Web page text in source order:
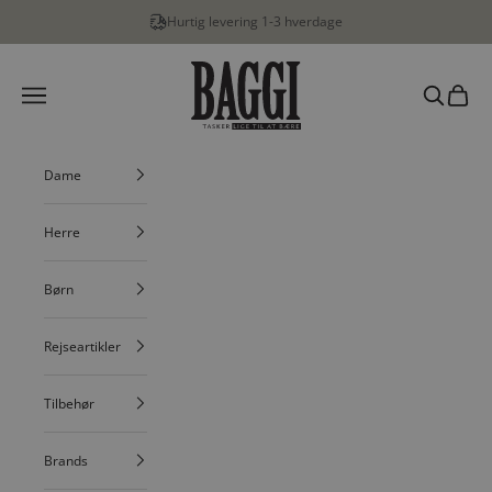
Hurtig levering 1-3 hverdage
BAGGI
Menu
Søg
Dame
Herre
Børn
Rejseartikler
Tilbehør
Brands